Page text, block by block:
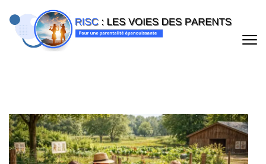
au
contenu
(Pressez